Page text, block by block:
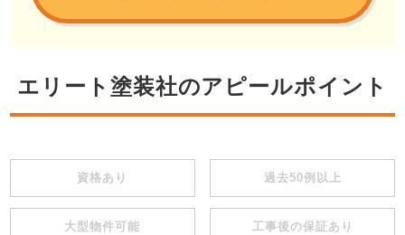
エリート塗装社のアピールポイント
資格あり 過去50例以上
大型物件可能 工事後の保証あり